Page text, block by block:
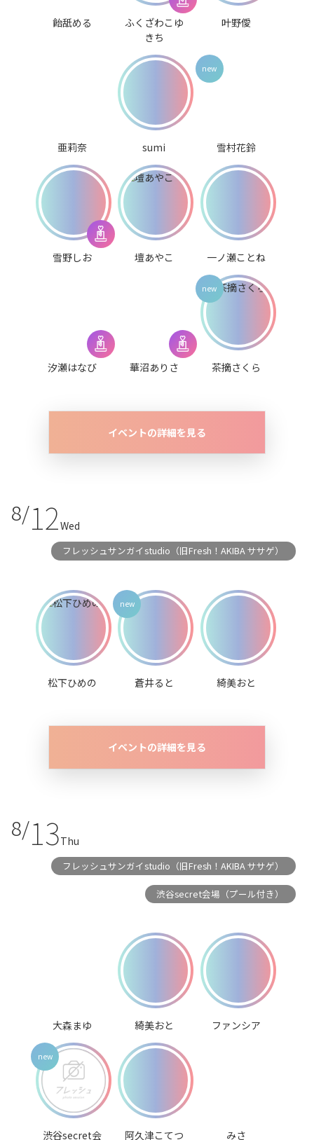
飴舐める
ふくざわこゆ
きち
叶野僾
亜莉奈 sumi 雪村花鈴
雪野しお 壇あやこ 一ノ瀬ことね
汐瀬はなび 華沼ありさ 茶摘さくら
イベントの詳細を見る
8/12Wed
フレッシュサンガイstudio（旧Fresh！AKIBA ササゲ）
松下ひめの 蒼井ると 綺美おと
イベントの詳細を見る
8/13Thu
フレッシュサンガイstudio（旧Fresh！AKIBA ササゲ）
渋谷secret会場（プール付き）
大森まゆ 綺美おと ファンシア
渋谷secret会 阿久津こてつ みさ